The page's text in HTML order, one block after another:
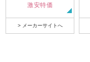
激安特価
> メーカーサイトへ